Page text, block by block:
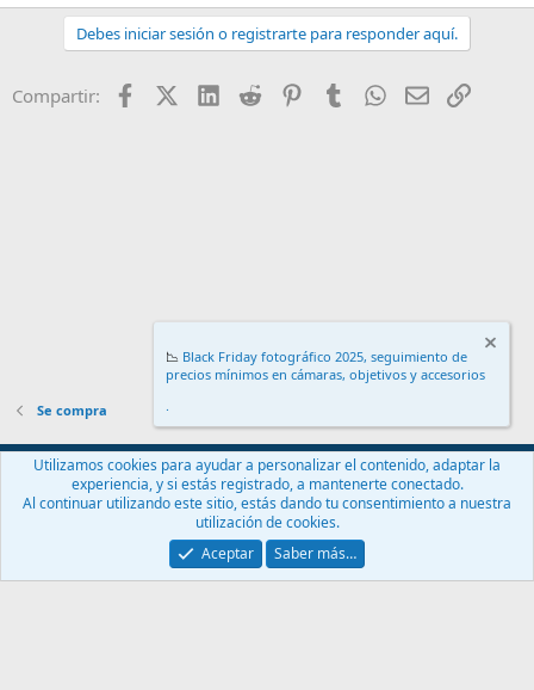
Debes iniciar sesión o registrarte para responder aquí.
Compartir: FacebookX (Twitter)
LinkedIn
Reddit PinterestTumblr WhatsApp
EmailEnlace
Se compra
Español (ES)
Contáctanos
Términos y reglas Política de privacidad
Ayuda
Community platform by XenForo® © 2010-2024 XenForo Ltd.
📉 Black Friday fotográfico 2025, seguimiento de
precios mínimos en cámaras, objetivos y accesorios
.
Utilizamos cookies para ayudar a personalizar el contenido, adaptar la
experiencia, y si estás registrado, a mantenerte conectado.
Al continuar utilizando este sitio, estás dando tu consentimiento a nuestra
utilización de cookies.
Aceptar
Saber más…